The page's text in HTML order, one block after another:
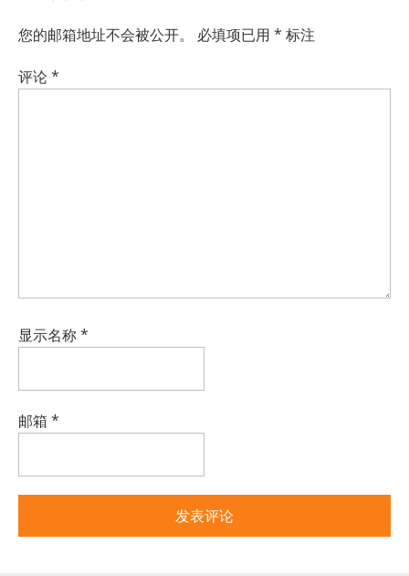
您的邮箱地址不会被公开。 必填项已用 * 标注
评论*
显示名称*
邮箱 *